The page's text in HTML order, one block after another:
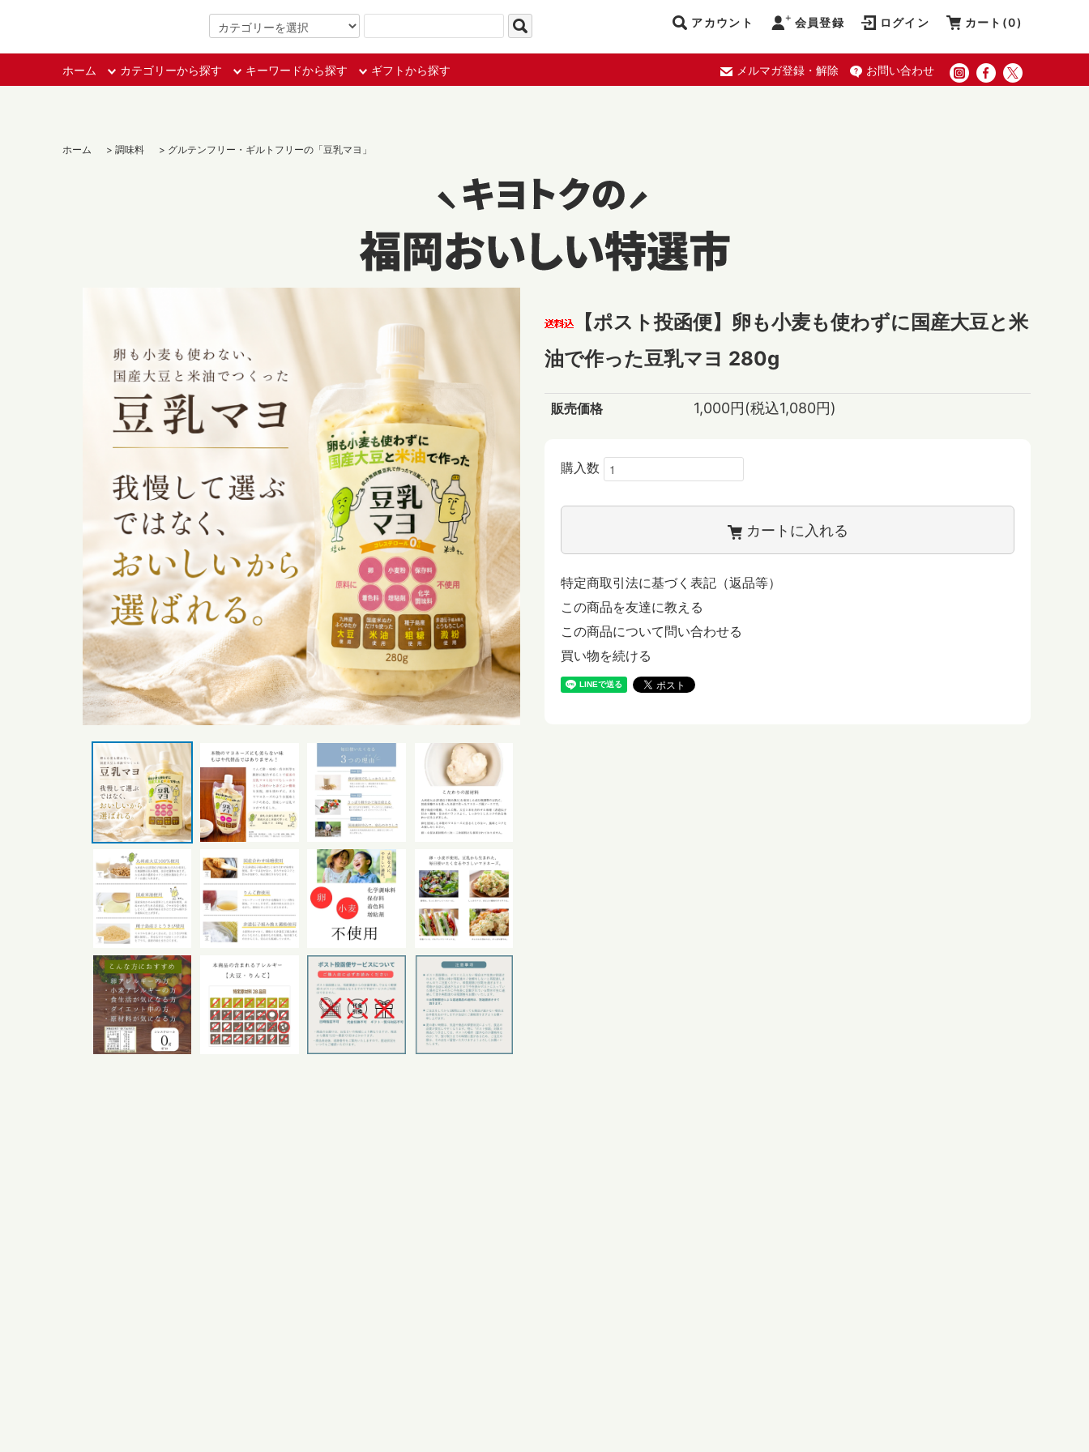
アカウント 会員登録 ログイン カート(0)
ホーム カテゴリーから探す キーワードから探す ギフトから探す メルマガ登録・解除 お問い合わせ
ホーム > 調味料 > グルテンフリー・ギルトフリーの「豆乳マヨ」
【ポスト投函便】卵も小麦も使わずに国産大豆と米
油で作った豆乳マヨ 280g
販売価格 1,000円(税込1,080円)
購入数
カートに入れる
特定商取引法に基づく表記（返品等）
この商品を友達に教える
この商品について問い合わせる
買い物を続ける